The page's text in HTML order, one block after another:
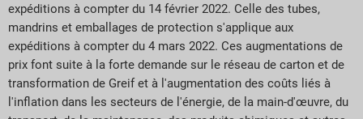
expéditions à compter du 14 février 2022. Celle des tubes,
mandrins et emballages de protection s'applique aux
expéditions à compter du 4 mars 2022. Ces augmentations de
prix font suite à la forte demande sur le réseau de carton et de
transformation de Greif et à l'augmentation des coûts liés à
l'inflation dans les secteurs de l'énergie, de la main-d'œuvre, du